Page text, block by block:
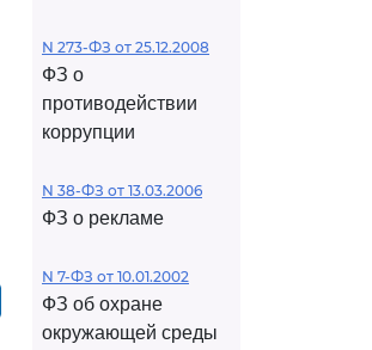
N 273-ФЗ от 25.12.2008
ФЗ о
противодействии
коррупции
N 38-ФЗ от 13.03.2006
ФЗ о рекламе
N 7-ФЗ от 10.01.2002
ФЗ об охране
окружающей среды